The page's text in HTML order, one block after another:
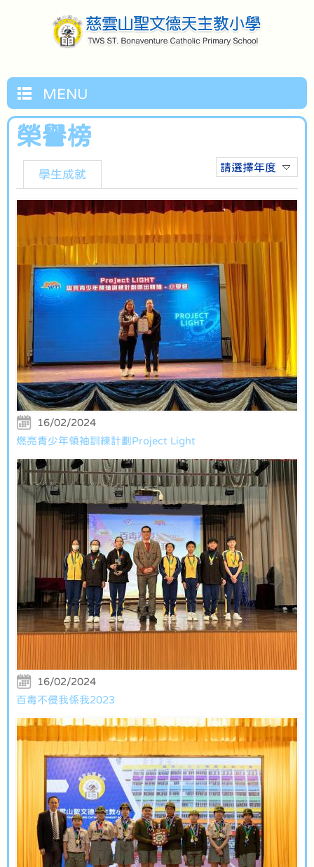
MENU
榮譽榜
請選擇年度
學生成就
16/02/2024
燃亮青少年領袖訓練計劃Project Light
16/02/2024
百毒不侵我係我2023